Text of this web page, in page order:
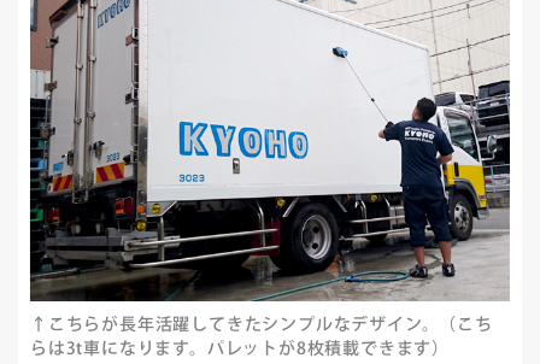
↑こちらが長年活躍してきたシンプルなデザイン。（こち
らは3t車になります。パレットが8枚積載できます）